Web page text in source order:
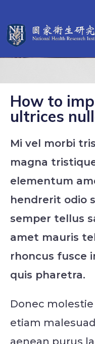
How to
ultrices
Mi vel morbi
magna
elementum
hendrerit odio
semper tellus
amet mauris
rhoncus fusce
quis pharetra.
Donec
etiam
aenean purus